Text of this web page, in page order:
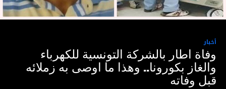
أخبار
وفاة اطار بالشركة التونسية للكهرباء
والغاز بكورونا.. وهذا ما اوصى به زملائه
قبل وفاته